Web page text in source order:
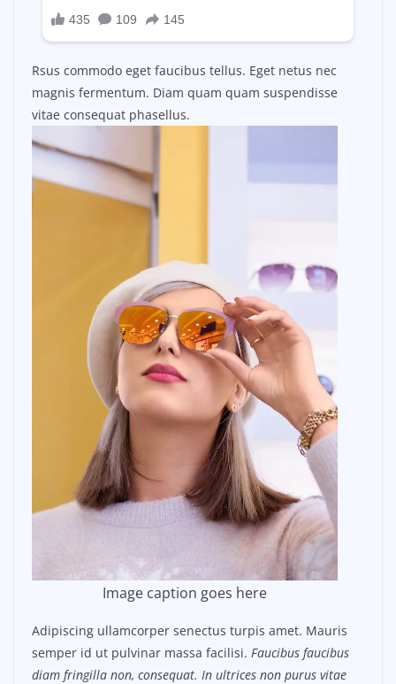
Rsus commodo eget faucibus tellus. Eget netus nec
magnis fermentum. Diam quam quam suspendisse
vitae consequat phasellus.
Image caption goes here
Adipiscing ullamcorper senectus turpis amet. Mauris
semper id ut pulvinar massa facilisi. Faucibus faucibus
diam fringilla non, consequat. In ultrices non purus vitae